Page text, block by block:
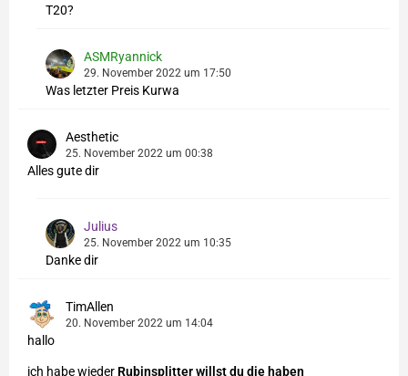
T20?
ASMRyannick
29. November 2022 um 17:50
Was letzter Preis Kurwa
Aesthetic
25. November 2022 um 00:38
Alles gute dir
Julius
25. November 2022 um 10:35
Danke dir
TimAllen
20. November 2022 um 14:04
hallo
ich habe wieder Rubinsplitter willst du die haben